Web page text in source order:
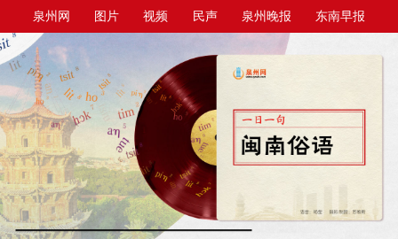
泉州网 图片 视频 民声 泉州晚报 东南早报